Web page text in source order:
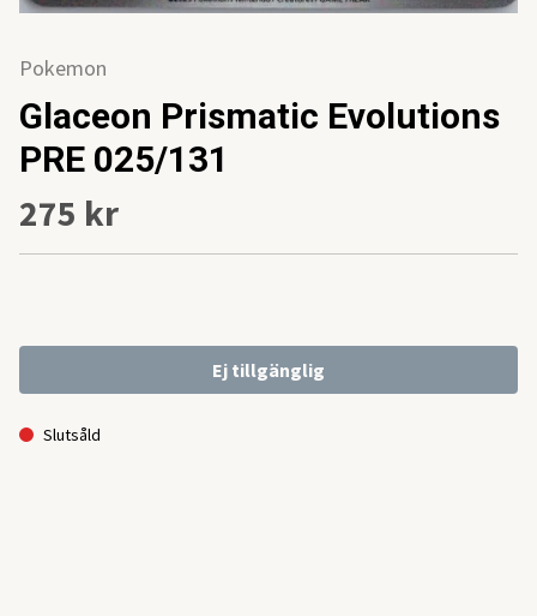
Pokemon
Glaceon Prismatic Evolutions
PRE 025/131
275 kr
Ej tillgänglig
Slutsåld